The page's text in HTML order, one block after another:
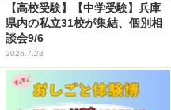
【高校受験】【中学受験】兵庫
県内の私立31校が集結、個別相
談会9/6
2026.7.28